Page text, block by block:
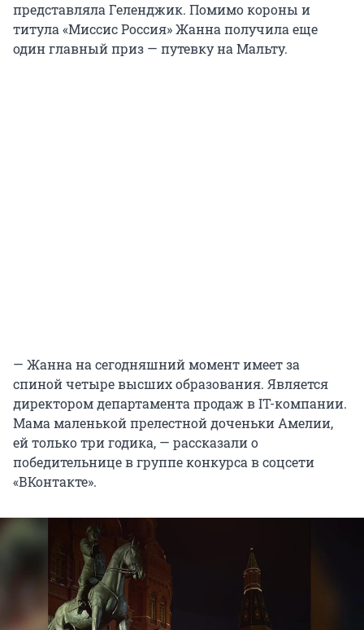
представляла Геленджик. Помимо короны и
титула «Миссис Россия» Жанна получила еще
один главный приз — путевку на Мальту.
— Жанна на сегодняшний момент имеет за
спиной четыре высших образования. Является
директором департамента продаж в IT-компании.
Мама маленькой прелестной доченьки Амелии,
ей только три годика, — рассказали о
победительнице в группе конкурса в соцсети
«ВКонтакте».